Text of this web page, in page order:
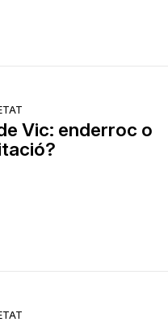
Vic: enderroc o